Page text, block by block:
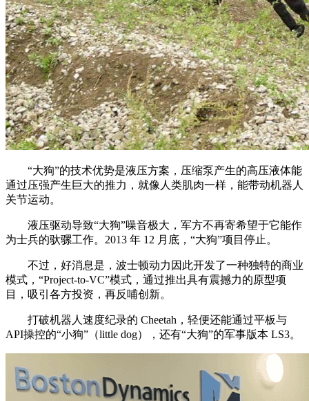
“大狗”的技术优势是液压方案，压缩泵产生的高压液体能
通过压强产生巨大的推力，就像人类肌肉一样，能带动机器人
关节运动。
液压驱动导致“大狗”噪音极大，军方不再寄希望于它能作
为士兵的驮骡工作。2013 年 12 月底，“大狗”项目停止。
不过，好消息是，波士顿动力因此开发了一种独特的商业
模式，“Project-to-VC”模式，通过推出具有震撼力的原型项
目，吸引各方投资，再反哺创新。
打破机器人速度纪录的 Cheetah，轻便还能通过平板与
API操控的“小狗”（little dog），还有“大狗”的军事版本 LS3。